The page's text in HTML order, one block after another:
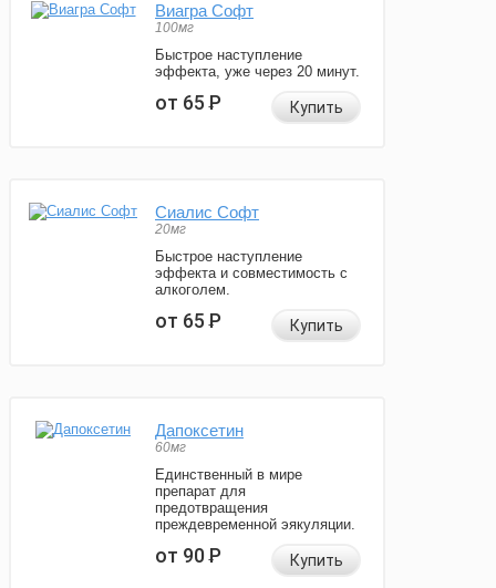
Виагра Софт
100мг
Быстрое наступление
эффекта, уже через 20 минут.
от 65Р Купить
Сиалис Софт
20мг
Быстрое наступление
эффекта и совместимость с
алкоголем.
от 65Р Купить
Дапоксетин
60мг
Единственный в мире
препарат для
предотвращения
преждевременной эякуляции.
от 90Р Купить